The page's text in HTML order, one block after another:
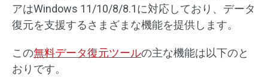
アはWindows 11/10/8/8.1に対応しており、データ
復元を支援するさまざまな機能を提供します。
この無料データ復元ツールの主な機能は以下のと
おりです。